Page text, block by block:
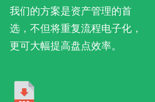
我们的方案是资产管理的首
选，不但将重复流程电子化，
更可大幅提高盘点效率。